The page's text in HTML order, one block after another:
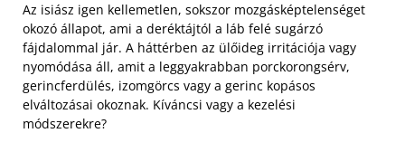
Az isiász igen kellemetlen, sokszor mozgásképtelenséget
okozó állapot, ami a deréktájtól a láb felé sugárzó
fájdalommal jár. A háttérben az ülőideg irritációja vagy
nyomódása áll, amit a leggyakrabban porckorongsérv,
gerincferdülés, izomgörcs vagy a gerinc kopásos
elváltozásai okoznak. Kíváncsi vagy a kezelési
módszerekre?